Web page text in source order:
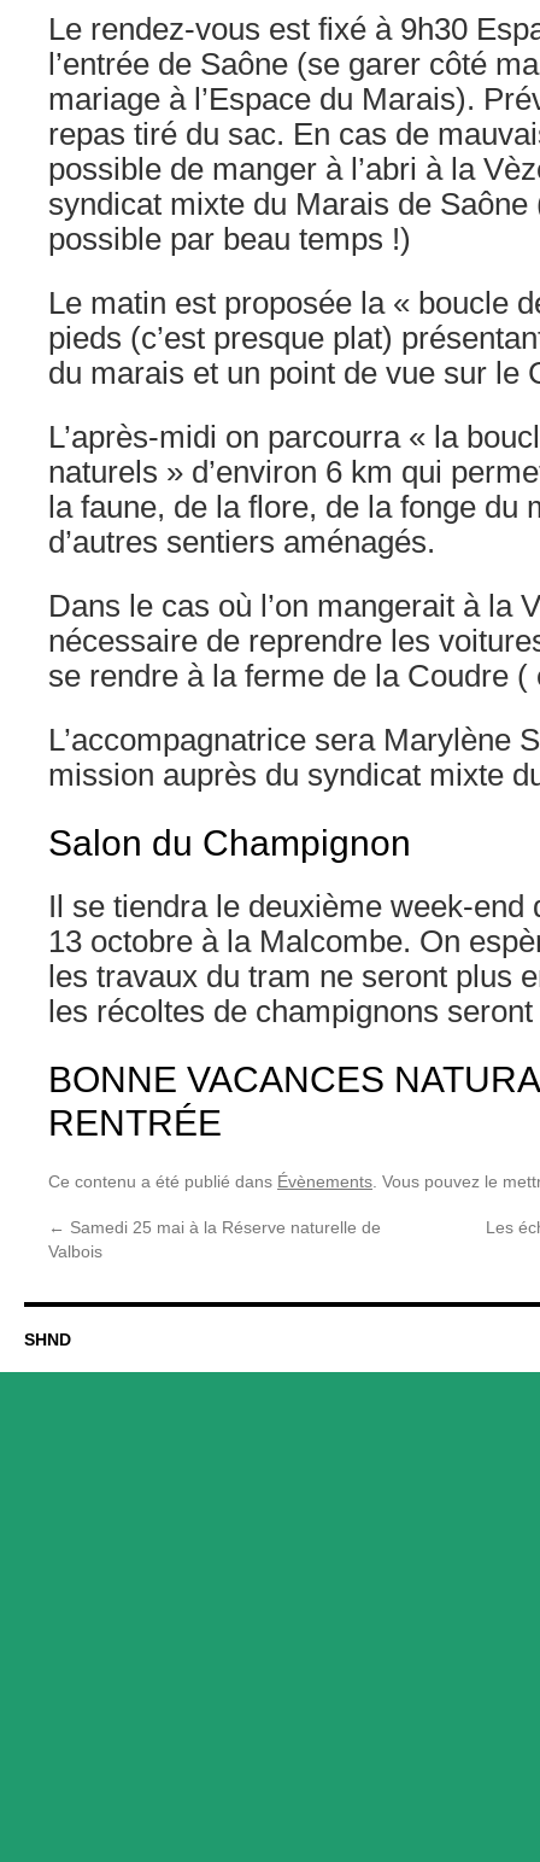
Le rendez-vous est fixé à 9h30
l’entrée de Saône (se garer côté
mariage à l’Espace du Marais).
repas tiré du sac. En cas de
possible de manger à l’abri à la
syndicat mixte du Marais de Saône
possible par beau temps !)
Le matin est proposée la « boucle
pieds (c’est presque plat)
du marais et un point de vue sur le
L’après-midi on parcourra « la
naturels » d’environ 6 km qui
la faune, de la flore, de la fonge du
d’autres sentiers aménagés.
Dans le cas où l’on mangerait à la
nécessaire de reprendre les
se rendre à la ferme de la Coudre
L’accompagnatrice sera Marylène
mission auprès du syndicat mixte
Salon du Champignon
Il se tiendra le deuxième week-end
13 octobre à la Malcombe. On
les travaux du tram ne seront plus
les récoltes de champignons
BONNE VACANCES
RENTRÉE
Ce contenu a été publié dans Évènements . Vous pouvez le
← Samedi 25 mai à la Réserve naturelle de
Valbois
Les
SHND